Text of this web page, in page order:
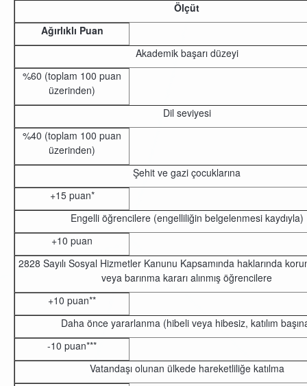
Ölçüt
Ağırlıklı Puan
Akademik başarı düzeyi
%60 (toplam 100 puan
üzerinden)
Dil seviyesi
%40 (toplam 100 puan
üzerinden)
Şehit ve gazi çocuklarına
+15 puan*
Engelli öğrencilere (engelliliğin belgelenmesi kaydıyla)
+10 puan
2828 Sayılı Sosyal Hizmetler Kanunu Kapsamında haklarında
veya barınma kararı alınmış öğrencilere
+10 puan**
Daha önce yararlanma (hibeli veya hibesiz, katılım
-10 puan***
Vatandaşı olunan ülkede hareketliliğe katılma